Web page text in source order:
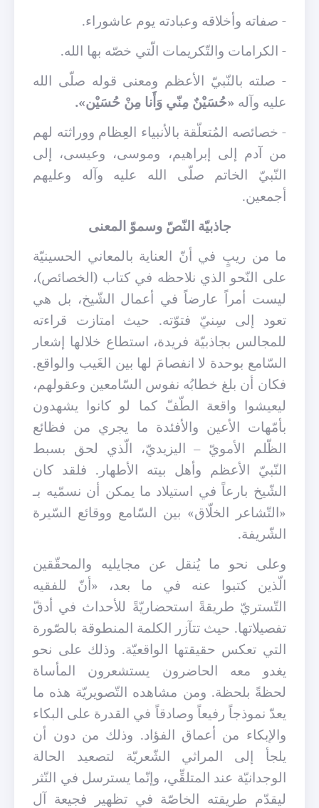
- صفاته وأخلاقه وعبادته يوم عاشوراء.
- الكرامات والتّكريمات الّتي خصّه بها الله.
- صلته بالنّبيّ الأعظم ومعنى قوله صلّى الله
عليه وآله «حُسَيْنٌ مِنّي وَأَنا مِنْ حُسَيْن».
- خصائصه المُتعلّقة بالأنبياء العِظام ووراثته لهم
من آدم إلى إبراهيم، وموسى، وعيسى، إلى
النّبيّ الخاتم صلّى الله عليه وآله وعليهم
أجمعين.
جاذبيّة النّصّ وسموّ المعنى
ما من ريبٍ في أنّ العناية بالمعاني الحسينيّة
على النّحو الذي نلاحظه في كتاب (الخصائص)،
ليست أمراً عارضاً في أعمال الشّيخ، بل هي
تعود إلى سِنيّ فتوّته. حيث امتازت قراءته
للمجالس بجاذبيّة فريدة، استطاع خلالها إشعار
السّامع بوحدة لا انفصامَ لها بين الغَيب والواقع.
فكان أن بلغ خطابُه نفوس السّامعين وعقولهم،
ليعيشوا واقعة الطّفّ كما لو كانوا يشهدون
بأمّهات الأعين والأفئدة ما يجري من فظائع
الظّلم الأمويّ – اليزيديّ، الّذي لحق بسبط
النّبيّ الأعظم وأهل بيته الأطهار. فلقد كان
الشّيخ بارعاً في استيلاد ما يمكن أن نسمّيه بـ
«التّشاعر الخلّاق» بين السّامع ووقائع السّيرة
الشّريفة.
وعلى نحو ما يُنقل عن مجايليه والمحقّقين
الّذين كتبوا عنه في ما بعد، «أنّ للفقيه
التّستريّ طريقةً استحضاريّةً للأحداث في أدقّ
تفصيلاتها. حيث تتآزر الكلمة المنطوقة بالصّورة
التي تعكس حقيقتها الواقعيّة. وذلك على نحو
يغدو معه الحاضرون يستشعرون المأساة
لحظةً بلحظة. ومن مشاهده التّصويريّة هذه ما
يعدّ نموذجاً رفيعاً وصادقاً في القدرة على البكاء
والإبكاء من أعماق الفؤاد. وذلك من دون أن
يلجأ إلى المراثي الشّعريّة لتصعيد الحالة
الوجدانيّة عند المتلقِّي، وإنّما يسترسل في النّثر
ليقدّم طريقته الخاصّة في تظهير فجيعة آل